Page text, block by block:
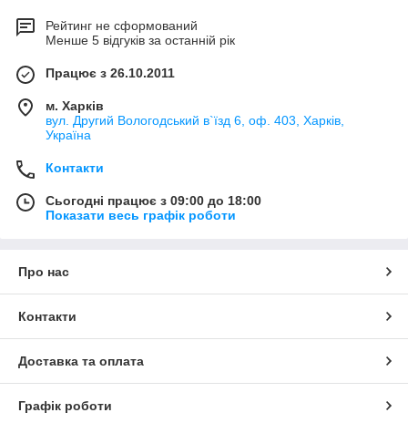
Рейтинг не сформований
Менше 5 відгуків за останній рік
Працює з 26.10.2011
м. Харків
вул. Другий Вологодський в`їзд 6, оф. 403, Харків,
Україна
Контакти
Сьогодні працює з 09:00 до 18:00
Показати весь графік роботи
Про нас
Контакти
Доставка та оплата
Графік роботи